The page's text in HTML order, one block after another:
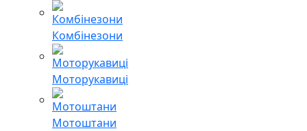
Комбінезони
Моторукавиці
Мотоштани